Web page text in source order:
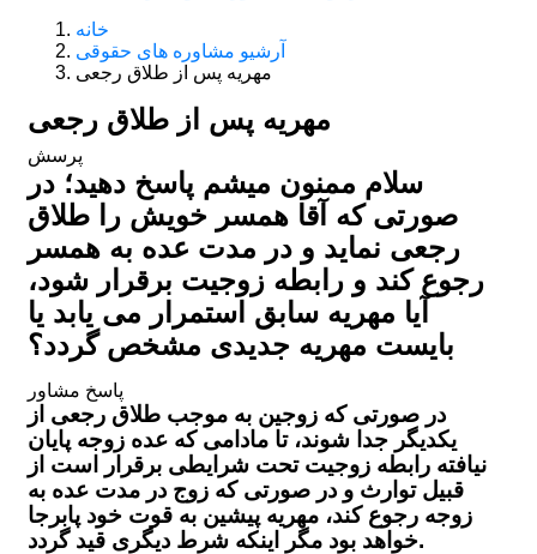
خانه
آرشیو مشاوره های حقوقی
مهریه پس از طلاق رجعی
مهریه پس از طلاق رجعی
پرسش
سلام ممنون میشم پاسخ دهید؛ در
صورتی که آقا همسر خویش را طلاق
رجعی نماید و در مدت عده به همسر
رجوع کند و رابطه زوجیت برقرار شود،
آیا مهریه سابق استمرار می یابد یا
بایست مهریه جدیدی مشخص گردد؟
پاسخ مشاور
در صورتی که زوجین به موجب طلاق رجعی از
یکدیگر جدا شوند، تا مادامی که عده زوجه پایان
نیافته رابطه زوجیت تحت شرایطی برقرار است از
قبیل توارث و در صورتی که زوج در مدت عده به
زوجه رجوع کند، مهریه پیشین به قوت خود پابرجا
خواهد بود مگر اینکه شرط دیگری قید گردد.